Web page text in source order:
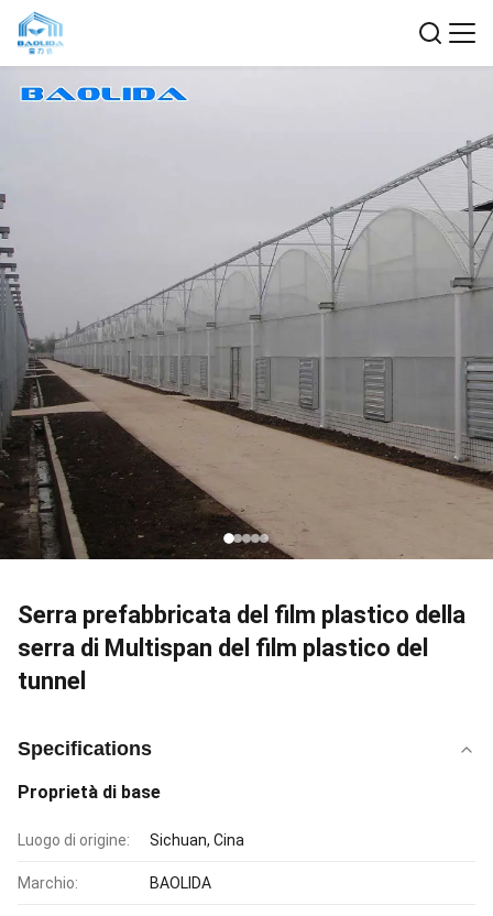
Serra prefabbricata del film plastico della
serra di Multispan del film plastico del
tunnel
Specifications
Proprietà di base
Luogo di origine: Sichuan, Cina
Marchio: BAOLIDA